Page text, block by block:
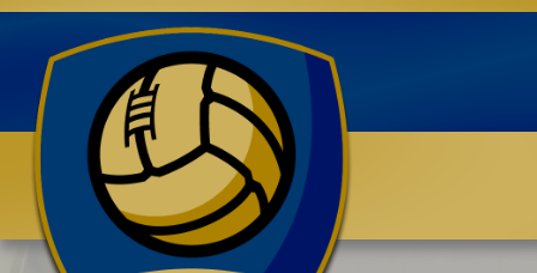
Benvenuti su HELLASTORY.net